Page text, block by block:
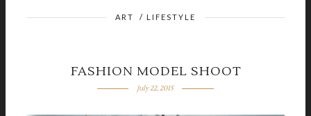
ART / LIFESTYLE
FASHION MODEL SHOOT
July 22, 2015